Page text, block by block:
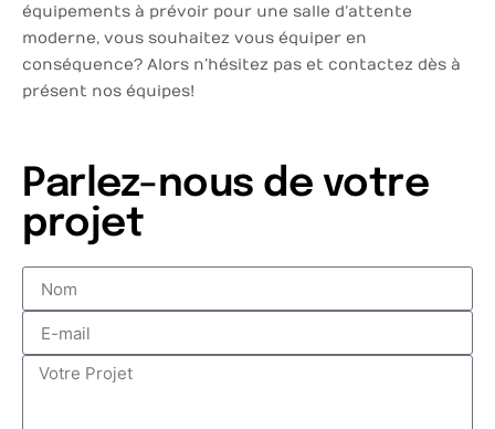
équipements à prévoir pour une salle d’attente
moderne, vous souhaitez vous équiper en
conséquence ? Alors n’hésitez pas et contactez dès à
présent nos équipes !
Parlez-nous de votre
projet